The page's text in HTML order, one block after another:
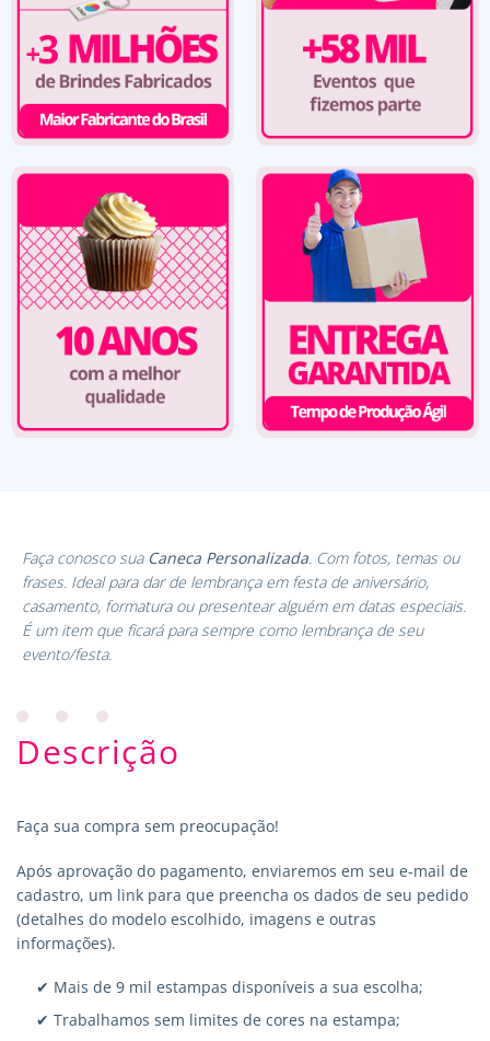
Faça conosco sua Caneca Personalizada. Com fotos, temas ou
frases. Ideal para dar de lembrança em festa de aniversário,
casamento, formatura ou presentear alguém em datas especiais.
É um item que ficará para sempre como lembrança de seu
evento/festa.
Descrição
Faça sua compra sem preocupação!
Após aprovação do pagamento, enviaremos em seu e-mail de
cadastro, um link para que preencha os dados de seu pedido
(detalhes do modelo escolhido, imagens e outras
informações).
✔ Mais de 9 mil estampas disponíveis a sua escolha;
✔ Trabalhamos sem limites de cores na estampa;